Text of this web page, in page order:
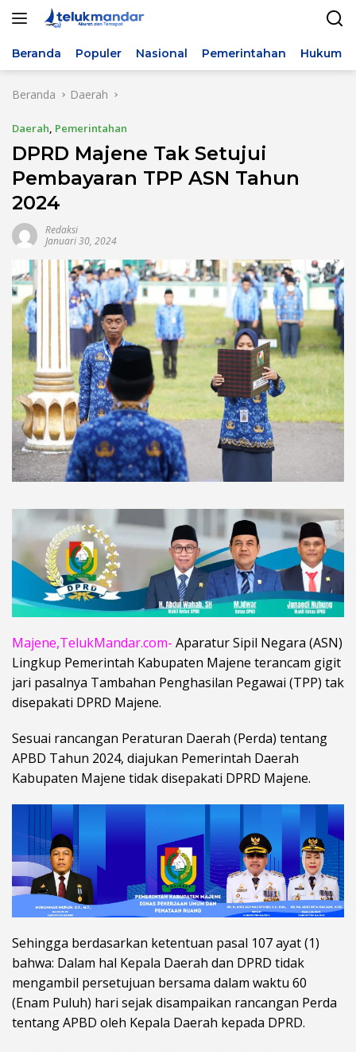
Beranda Populer Nasional Pemerintahan Hukum
Beranda Daerah
Daerah, Pemerintahan
DPRD Majene Tak Setujui
Pembayaran TPP ASN Tahun
2024
Redaksi
Januari 30, 2024
Majene,TelukMandar.com- Aparatur Sipil Negara (ASN)
Lingkup Pemerintah Kabupaten Majene terancam gigit
jari pasalnya Tambahan Penghasilan Pegawai (TPP) tak
disepakati DPRD Majene.
Sesuai rancangan Peraturan Daerah (Perda) tentang
APBD Tahun 2024, diajukan Pemerintah Daerah
Kabupaten Majene tidak disepakati DPRD Majene.
Sehingga berdasarkan ketentuan pasal 107 ayat (1)
bahwa: Dalam hal Kepala Daerah dan DPRD tidak
mengambil persetujuan bersama dalam waktu 60
(Enam Puluh) hari sejak disampaikan rancangan Perda
tentang APBD oleh Kepala Daerah kepada DPRD.